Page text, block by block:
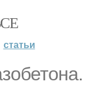
статьи